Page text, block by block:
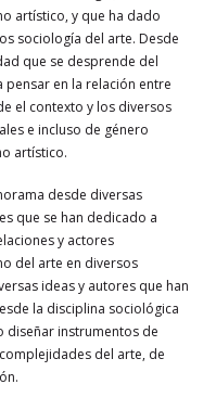
artístico, y que ha dado
sociología del arte. Desde
que se desprende del
en la relación entre
el contexto y los diversos
e incluso de género
artístico.
desde diversas
que se han dedicado a
y actores
del arte en diversos
ideas y autores que han
la disciplina sociológica
diseñar instrumentos de
del arte, de